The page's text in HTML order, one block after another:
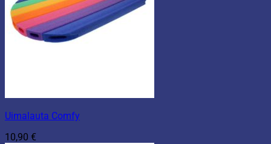
Uimalauta Comfy
10,90 €